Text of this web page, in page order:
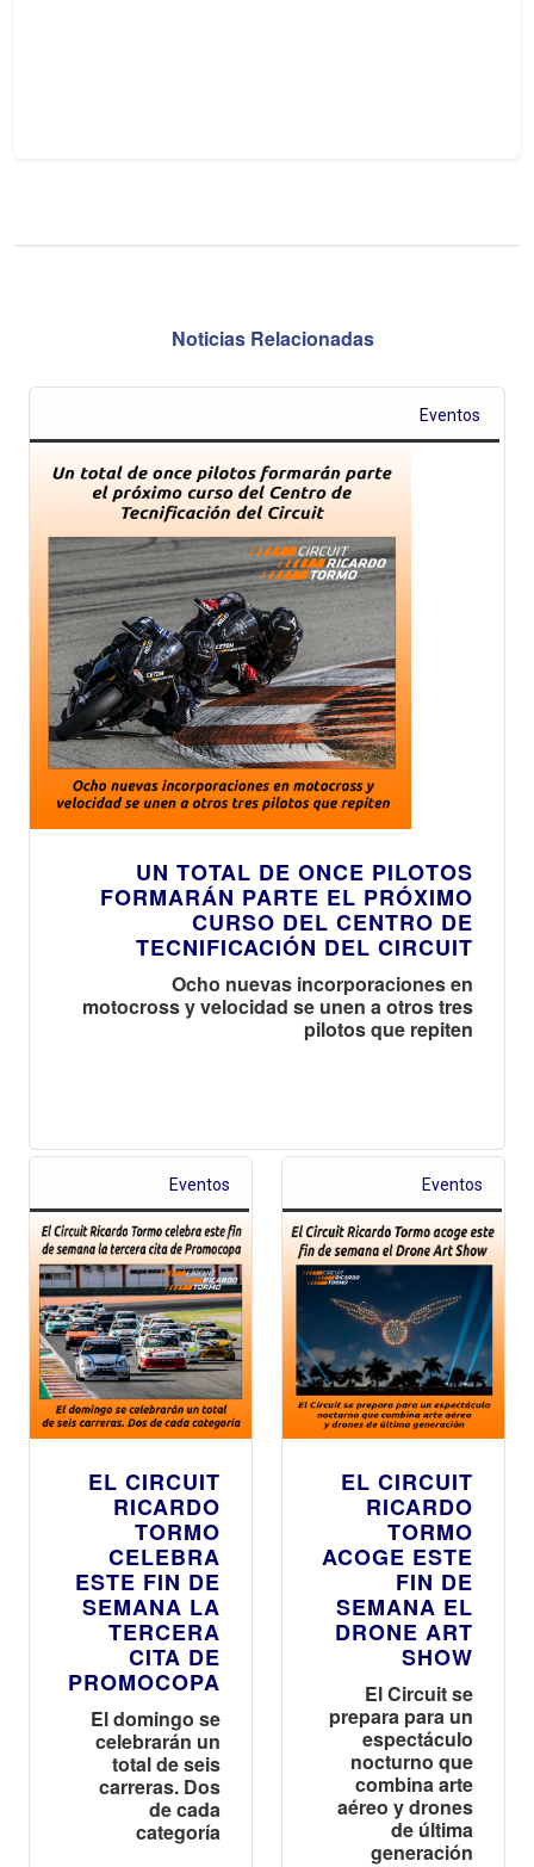
Noticias Relacionadas
Eventos
UN TOTAL DE ONCE PILOTOS
FORMARÁN PARTE EL PRÓXIMO
CURSO DEL CENTRO DE
TECNIFICACIÓN DEL CIRCUIT
Ocho nuevas incorporaciones en
motocross y velocidad se unen a otros tres
pilotos que repiten
Eventos
EL CIRCUIT
RICARDO
TORMO
CELEBRA
ESTE FIN DE
SEMANA LA
TERCERA
CITA DE
PROMOCOPA
El domingo se
celebrarán un
total de seis
carreras. Dos
de cada
categoría
Eventos
EL CIRCUIT
RICARDO
TORMO
ACOGE ESTE
FIN DE
SEMANA EL
DRONE ART
SHOW
El Circuit se
prepara para un
espectáculo
nocturno que
combina arte
aéreo y drones
de última
generación